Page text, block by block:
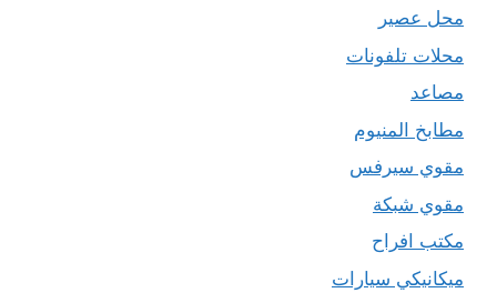
محل عصير
محلات تلفونات
مصاعد
مطابخ المنيوم
مقوي سيرفس
مقوي شبكة
مكتب افراح
ميكانيكي سيارات